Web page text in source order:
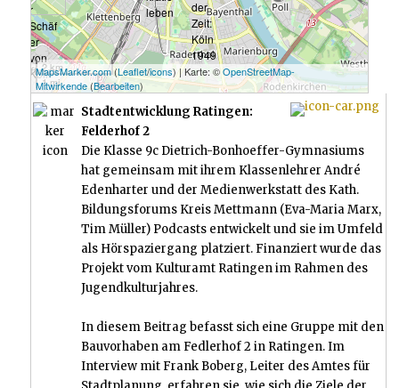
2 km
1 mi
MapsMarker.com(Leaflet/icons) | Karte: ©OpenStreetMap-
Mitwirkende(Bearbeiten)
Stadtentwicklung Ratingen:
Felderhof 2
Die Klasse 9c Dietrich-Bonhoeffer-Gymnasiums
hat gemeinsam mit ihrem Klassenlehrer André
Edenharter und der Medienwerkstatt des Kath.
Bildungsforums Kreis Mettmann (Eva-Maria Marx,
Tim Müller) Podcasts entwickelt und sie im Umfeld
als Hörspaziergang platziert. Finanziert wurde das
Projekt vom Kulturamt Ratingen im Rahmen des
Jugendkulturjahres.
In diesem Beitrag befasst sich eine Gruppe mit den
Bauvorhaben am Fedlerhof 2 in Ratingen. Im
Interview mit Frank Boberg, Leiter des Amtes für